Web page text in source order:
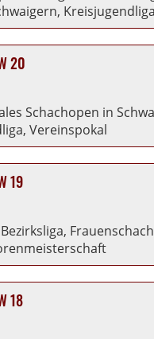
Kreisjugendliga
20
Schachopen in
Vereinspokal
19
18